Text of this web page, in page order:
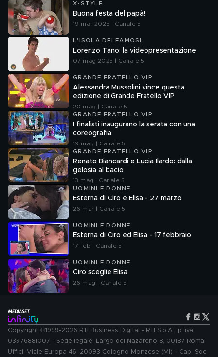
X-STYLE
Buona festa del papà!
19 mar 2025 | Canale 5
L'ISOLA DEI FAMOSI
Lorenzo Tano: la videopresentazione
07 mag 2025 | Canale 5
GRANDE FRATELLO VIP
Alessandra Mussolini vince questa
edizione di Grande Fratello VIP
20 mag | Canale 5
GRANDE FRATELLO VIP
I finalisti inaugurano la serata con una
coreografia
19 mag | Canale 5
GRANDE FRATELLO VIP
Renato Biancardi e Lucia Ilardo: dalla
gelosia al bacio
13 mag | Canale 5
UOMINI E DONNE
Esterna di Ciro e Elisa - 27 marzo
26 mar | Canale 5
UOMINI E DONNE
Esterna di Ciro ed Elisa - 17 febbraio
17 feb | Canale 5
UOMINI E DONNE
Ciro sceglie Elisa
26 mag | Canale 5
Copyright ©1999-2026 RTI Business Digital - RTI S.p.A.: p. iva
03976881007 - Sede legale: Largo del Nazareno 8, 00187 Roma.
Uffici: Viale Europa 46, 20093 Cologno Monzese (MI) - Cap. Soc.